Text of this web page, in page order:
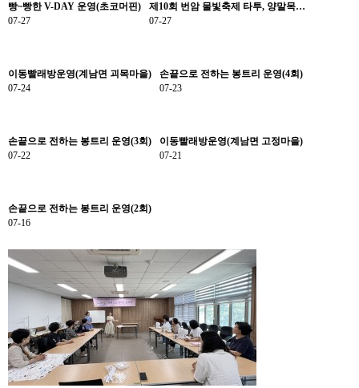
빵~빵한 V-DAY 운영(초코머핀)
07-27
제10회 번암 물빛축제 타투, 양말목…
07-27
이동빨래방운영(계남면 괴목마을)
07-24
손끝으로 전하는 봉트리 운영(4회)
07-23
손끝으로 전하는 봉트리 운영(3회)
07-22
이동빨래방운영(계남면 고정마을)
07-21
손끝으로 전하는 봉트리 운영(2회)
07-16